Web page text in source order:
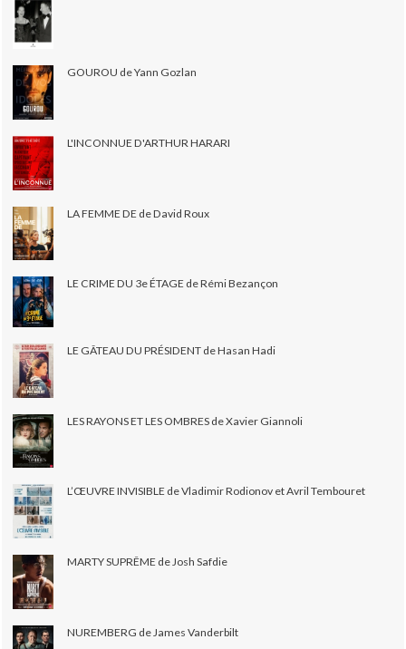
GOUROU de Yann Gozlan
L'INCONNUE D'ARTHUR HARARI
LA FEMME DE de David Roux
LE CRIME DU 3e ÉTAGE de Rémi Bezançon
LE GÂTEAU DU PRÉSIDENT de Hasan Hadi
LES RAYONS ET LES OMBRES de Xavier Giannoli
L’ŒUVRE INVISIBLE de Vladimir Rodionov et Avril Tembouret
MARTY SUPRÊME de Josh Safdie
NUREMBERG de James Vanderbilt